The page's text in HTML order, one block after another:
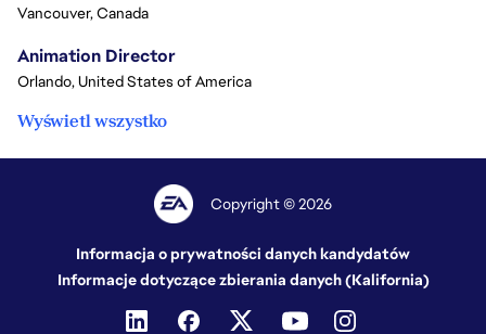
Vancouver, Canada
Animation Director
Orlando, United States of America
Wyświetl wszystko
Copyright © 2026
Informacja o prywatności danych kandydatów
Informacje dotyczące zbierania danych (Kalifornia)